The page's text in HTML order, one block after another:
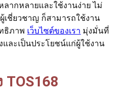
ากหลายและใช้งานง่าย ไม่
ชี่ยวชาญ ก็สามารถใช้งาน
ธิภาพ เว็บไซต์ของเรา มุ่งมั่นที่
ละเป็นประโยชน์แก่ผู้ใช้งาน
TOS168